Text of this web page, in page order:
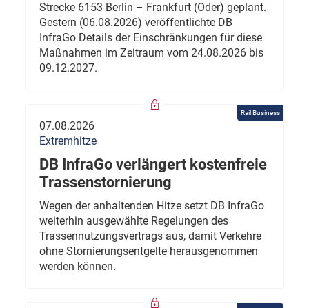
Strecke 6153 Berlin – Frankfurt (Oder) geplant.
Gestern (06.08.2026) veröffentlichte DB
InfraGo Details der Einschränkungen für diese
Maßnahmen im Zeitraum vom 24.08.2026 bis
09.12.2027.
Rail Business
07.08.2026
Extremhitze
DB InfraGo verlängert kostenfreie
Trassenstornierung
Wegen der anhaltenden Hitze setzt DB InfraGo
weiterhin ausgewählte Regelungen des
Trassennutzungsvertrags aus, damit Verkehre
ohne Stornierungsentgelte herausgenommen
werden können.